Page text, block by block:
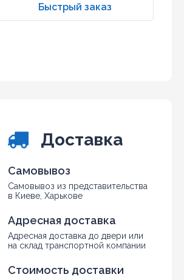
3
Быстрый заказ
Доставка
Самовывоз
Самовывоз из представительства
в Киеве, Харькове
Адресная доставка
Адресная доставка до двери или
на склад транспортной компании
Стоимость доставки